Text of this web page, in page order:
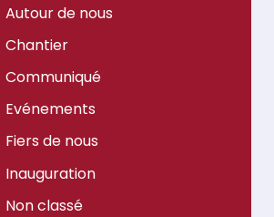
Autour de nous
Chantier
Communiqué
Evénements
Fiers de nous
Inauguration
Non classé